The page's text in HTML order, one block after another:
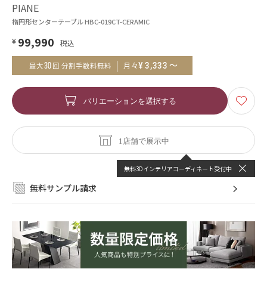
楕円形センターテーブル HBC-019CT-CERAMIC
PIANE
¥ 99,990
最大30 回 分割手数料無料 月々¥3,333 ～
バリエーションを選択する
1店舗で展示中
無料3Dインテリアコーディネート受付中
無料サンプル請求